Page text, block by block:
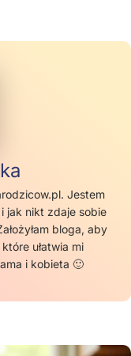
Jestem
jak nikt zdaje sobie
bloga, aby
ułatwia mi
i kobieta 🙂